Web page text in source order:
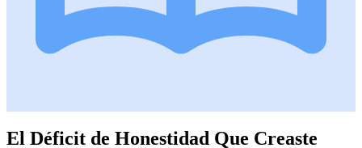
El Déficit de Honestidad Que Creaste